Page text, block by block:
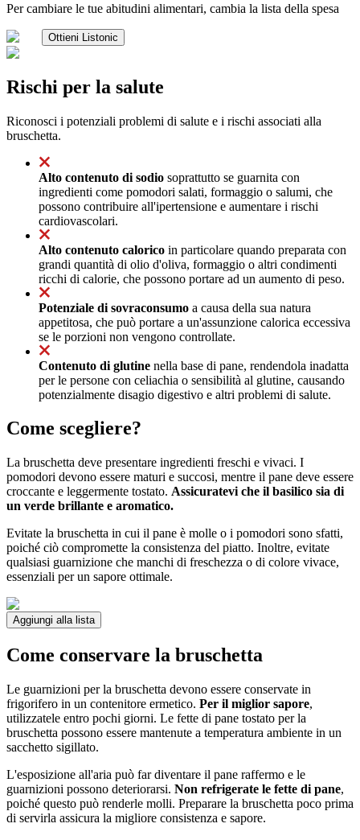
Per cambiare le tue abitudini alimentari, cambia la lista della spesa
Ottieni Listonic
Rischi per la salute
Riconosci i potenziali problemi di salute e i rischi associati alla
bruschetta.
Alto contenuto di sodio soprattutto se guarnita con
ingredienti come pomodori salati, formaggio o salumi, che
possono contribuire all'ipertensione e aumentare i rischi
cardiovascolari.
Alto contenuto calorico in particolare quando preparata con
grandi quantità di olio d'oliva, formaggio o altri condimenti
ricchi di calorie, che possono portare ad un aumento di peso.
Potenziale di sovraconsumo a causa della sua natura
appetitosa, che può portare a un'assunzione calorica eccessiva
se le porzioni non vengono controllate.
Contenuto di glutine nella base di pane, rendendola inadatta
per le persone con celiachia o sensibilità al glutine, causando
potenzialmente disagio digestivo e altri problemi di salute.
Come scegliere?
La bruschetta deve presentare ingredienti freschi e vivaci. I
pomodori devono essere maturi e succosi, mentre il pane deve essere
croccante e leggermente tostato. Assicuratevi che il basilico sia di
un verde brillante e aromatico.
Evitate la bruschetta in cui il pane è molle o i pomodori sono sfatti,
poiché ciò compromette la consistenza del piatto. Inoltre, evitate
qualsiasi guarnizione che manchi di freschezza o di colore vivace,
essenziali per un sapore ottimale.
Aggiungi alla lista
Come conservare la bruschetta
Le guarnizioni per la bruschetta devono essere conservate in
frigorifero in un contenitore ermetico. Per il miglior sapore,
utilizzatele entro pochi giorni. Le fette di pane tostato per la
bruschetta possono essere mantenute a temperatura ambiente in un
sacchetto sigillato.
L'esposizione all'aria può far diventare il pane raffermo e le
guarnizioni possono deteriorarsi. Non refrigerate le fette di pane,
poiché questo può renderle molli. Preparare la bruschetta poco prima
di servirla assicura la migliore consistenza e sapore.